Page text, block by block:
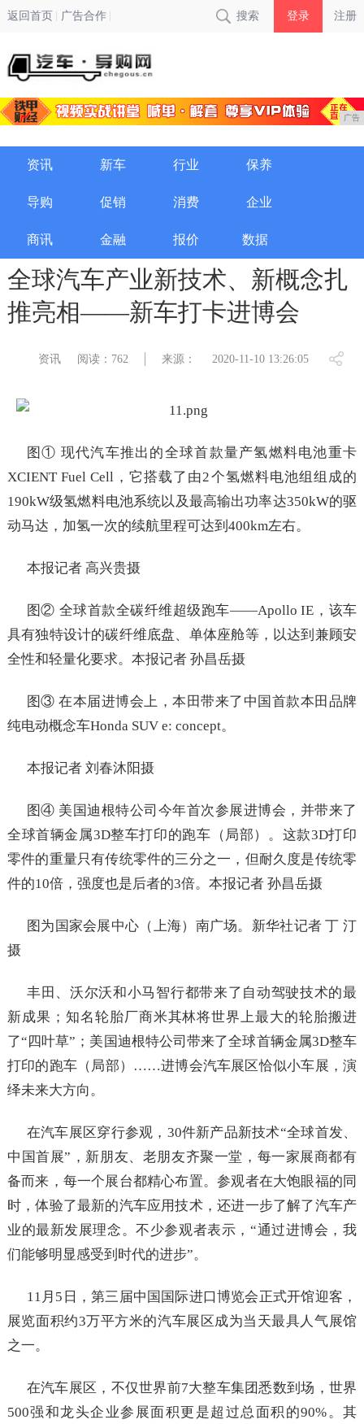
返回首页 广告合作 搜索 登录 注册
广告
资讯 新车 行业 保养
导购 促销 消费 企业
商讯 金融 报价 数据
全球汽车产业新技术、新概念扎
推亮相——新车打卡进博会
资讯 阅读：762 来源： 2020-11-10 13:26:05
图① 现代汽车推出的全球首款量产氢燃料电池重卡
XCIENT Fuel Cell，它搭载了由2个氢燃料电池组组成的
190kW级氢燃料电池系统以及最高输出功率达350kW的驱
动马达，加氢一次的续航里程可达到400km左右。
本报记者 高兴贵摄
图② 全球首款全碳纤维超级跑车——Apollo IE，该车
具有独特设计的碳纤维底盘、单体座舱等，以达到兼顾安
全性和轻量化要求。本报记者 孙昌岳摄
图③ 在本届进博会上，本田带来了中国首款本田品牌
纯电动概念车Honda SUV e: concept。
本报记者 刘春沐阳摄
图④ 美国迪根特公司今年首次参展进博会，并带来了
全球首辆金属3D整车打印的跑车（局部）。这款3D打印
零件的重量只有传统零件的三分之一，但耐久度是传统零
件的10倍，强度也是后者的3倍。本报记者 孙昌岳摄
图为国家会展中心（上海）南广场。新华社记者 丁 汀
摄
丰田、沃尔沃和小马智行都带来了自动驾驶技术的最
新成果；知名轮胎厂商米其林将世界上最大的轮胎搬进
了“四叶草”；美国迪根特公司带来了全球首辆金属3D整车
打印的跑车（局部）……进博会汽车展区恰似小车展，演
绎未来大方向。
在汽车展区穿行参观，30件新产品新技术“全球首发、
中国首展”，新朋友、老朋友齐聚一堂，每一家展商都有
备而来，每一个展台都精心布置。参观者在大饱眼福的同
时，体验了最新的汽车应用技术，还进一步了解了汽车产
业的最新发展理念。不少参观者表示，“通过进博会，我
们能够明显感受到时代的进步”。
11月5日，第三届中国国际进口博览会正式开馆迎客，
展览面积约3万平方米的汽车展区成为当天最具人气展馆
之一。
在汽车展区，不仅世界前7大整车集团悉数到场，世界
500强和龙头企业参展面积更是超过总面积的90%。其